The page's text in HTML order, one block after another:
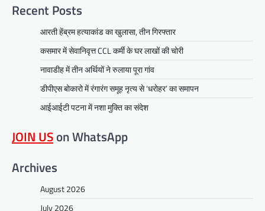
Recent Posts
आरती हेंब्रम हत्याकांड का खुलासा, तीन गिरफ्तार
कसमार में सेवानिवृत्त CCL कर्मी के घर लाखों की चोरी
नावाडीह में तीन अर्थियों ने रुलाया पूरा गांव
डीपीएस बोकारो में रंगारंग समूह नृत्य से ‘धरोहर’ का समापन
आईआईटी पटना में नशा मुक्ति का संदेश
JOIN USon WhatsApp
Archives
August 2026
July 2026